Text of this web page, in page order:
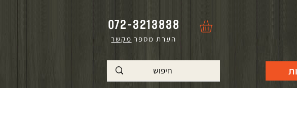
072-3213838
הערת מספר מקשר